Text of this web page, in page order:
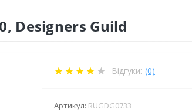
Designers Guild
Відгуки: (0)
Артикул: RUGDG0733